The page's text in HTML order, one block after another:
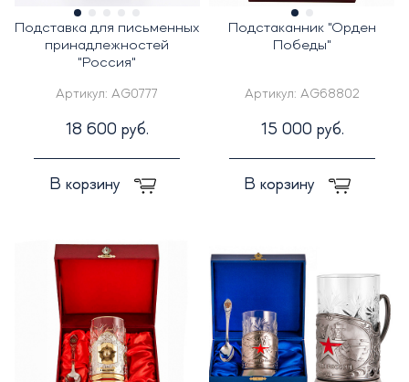
Подставка для письменных
принадлежностей
"Россия"
Артикул:AG0777
18 600 руб.
В корзину
Подстаканник "Орден
Победы"
Артикул: AG68802
15 000 руб.
В корзину